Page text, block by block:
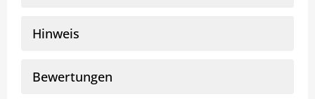
Hinweis
Bewertungen